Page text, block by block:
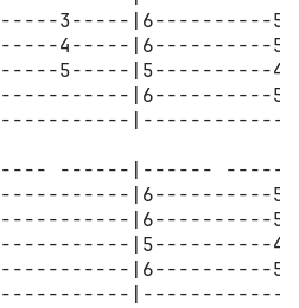
3-----|6----------
4-----|6----------
5-----|5----------
|6----------
------|------
|6----------
|6----------
|5----------
|6----------